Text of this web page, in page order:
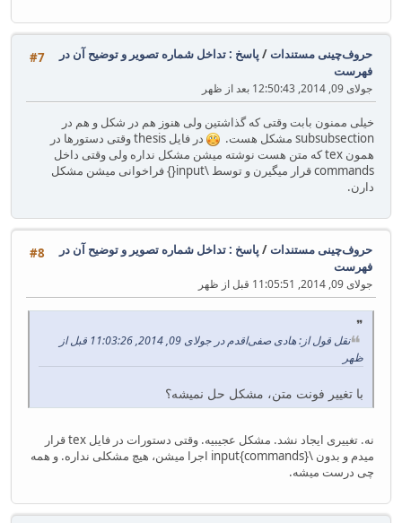
#7 حروف‌چینی مستندات/ پاسخ : تداخل شماره تصویر و توضیح آن در
فهرست
جولای 09, 2014, 12:50:43 بعد از ظهر
خیلی ممنون بابت وقتی که گذاشتین ولی هنوز هم در شکل و هم در
subsubsection مشکل هست.
در فایل thesis وقتی دستورها در
همون tex که متن هست نوشته میشن مشکل نداره ولی وقتی داخل
commands قرار میگیرن و توسط \input{} فراخوانی میشن مشکل
دارن.
#8 حروف‌چینی مستندات/ پاسخ : تداخل شماره تصویر و توضیح آن در
فهرست
جولای 09, 2014, 11:05:51 قبل از ظهر
نقل قول از: هادی صفی‌اقدم در جولای 09, 2014, 11:03:26 قبل از
ظهر
با تغییر فونت متن، مشکل حل نمیشه؟
نه. تغییری ایجاد نشد. مشکل عجیبیه. وقتی دستورات در فایل tex قرار
میدم و بدون \input{commands} اجرا میشن، هیچ مشکلی نداره. و همه
چی درست میشه.